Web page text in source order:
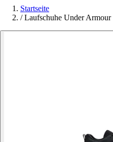
Startseite
/ Laufschuhe Under Armour